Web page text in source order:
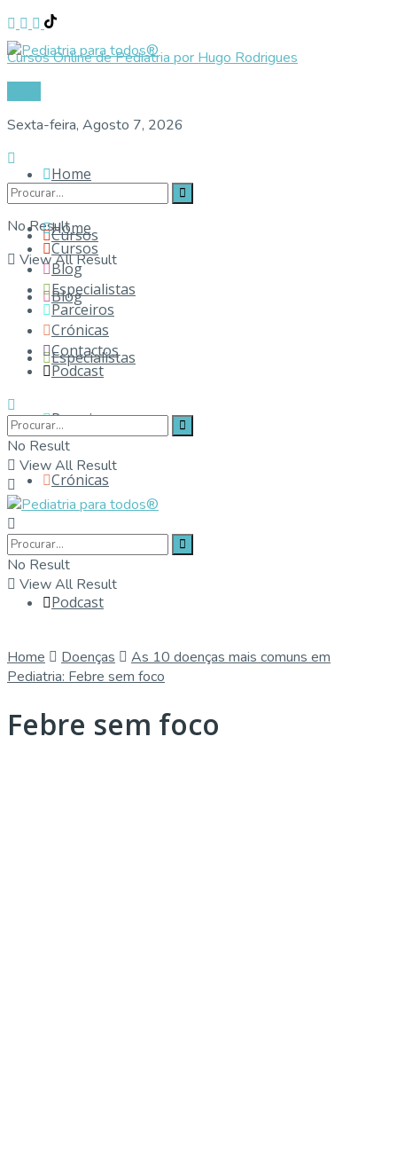
Cursos Online de Pediatria por Hugo Rodrigues
Sexta-feira, Agosto 7, 2026
No Result
View All Result
Home
Cursos
Blog
Especialistas
Parceiros
Crónicas
Contactos
Podcast
Home
Cursos
Blog
Especialistas
Parceiros
Crónicas
Contactos
Podcast
No Result
View All Result
No Result
View All Result
Home Doenças
As 10 doenças mais comuns em
Pediatria: Febre sem foco
Febre sem foco